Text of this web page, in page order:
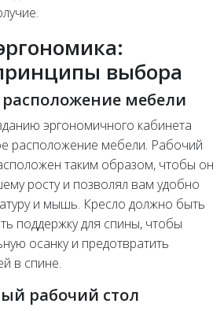
выбора
мебели
эргономичного кабинета
расположение мебели. Рабочий
таким образом, чтобы он
росту и позволял вам удобно
и мышь. Кресло должно быть
поддержку для спины, чтобы
осанку и предотвратить
в спине.
рабочий стол